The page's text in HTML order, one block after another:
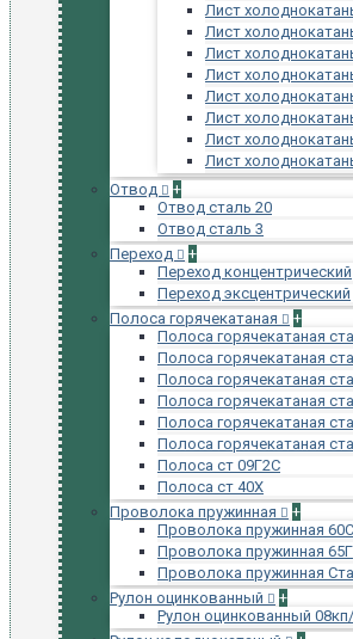
Лист
Лист
Лист
Лист
Лист
Лист
Лист
Лист
Отвод
+
Отвод сталь 20
Отвод сталь 3
Переход
+
Переход концентрический
Переход эксцентрический
Полоса горячекатаная
+
Полоса горячекатаная
Полоса горячекатаная
Полоса горячекатаная
Полоса горячекатаная
Полоса горячекатаная
Полоса горячекатаная
Полоса ст 09Г2С
Полоса ст 40Х
Проволока пружинная
+
Проволока пружинная
Проволока пружинная 65Г
Проволока пружинная
Рулон оцинкованный
+
Рулон оцинкованный